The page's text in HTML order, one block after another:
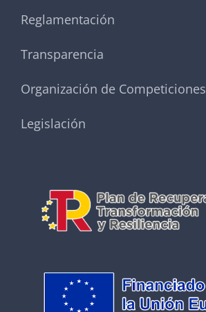
Reglamentación
Transparencia
Organización de Competiciones
Legislación